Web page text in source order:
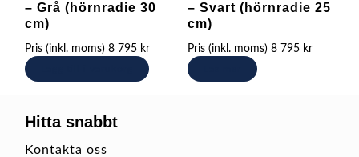
– Grå (hörnradie 30
cm)
Pris (inkl. moms) 8 795 kr
– Svart (hörnradie 25
cm)
Pris (inkl. moms) 8 795 kr
Hitta snabbt
Kontakta oss